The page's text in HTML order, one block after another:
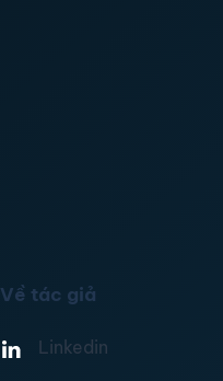
Về tác giả
Linkedin